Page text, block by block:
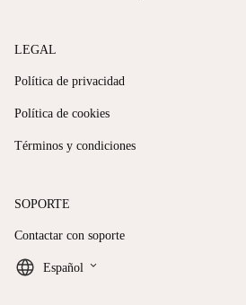
LEGAL
Política de privacidad
Política de cookies
Términos y condiciones
SOPORTE
Contactar con soporte
Español keyboard_arrow_down